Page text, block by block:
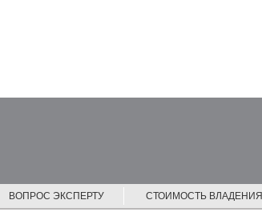
ВОПРОС ЭКСПЕРТУ СТОИМОСТЬ ВЛАДЕНИЯ